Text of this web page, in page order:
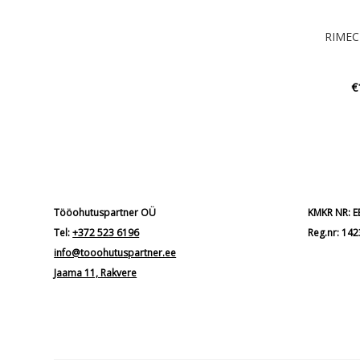
€
Tööohutuspartner OÜ
Tel:+372 523 6196
info@tooohutuspartner.ee
Jaama 11, Rakvere
KMKR NR:
Reg.nr: